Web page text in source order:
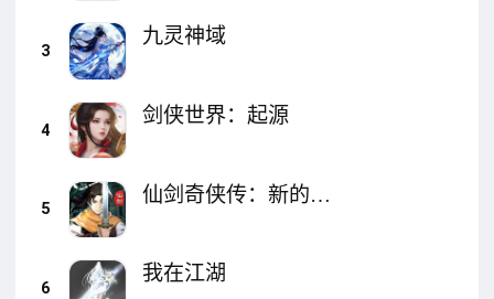
3
九灵神域
4
剑侠世界：起源
5
仙剑奇侠传：新的开
6
我在江湖